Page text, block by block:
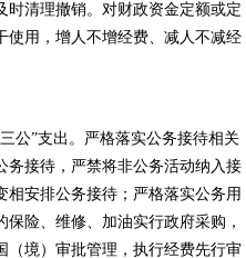
时清理撤销。对财政资金定额或定
使用，增人不增经费、减人不减经
公”支出。严格落实公务接待相关
务接待，严禁将非公务活动纳入接
相安排公务接待；严格落实公务用
险、维修、加油实行政府采购，
（境）审批管理，执行经费先行审